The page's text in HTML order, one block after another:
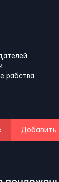
рабства
Добавить